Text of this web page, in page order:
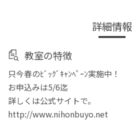
詳細情報
教室の特徴
只今春のﾋﾞｯｸﾞｷｬﾝﾍﾟｰﾝ実施中！
お申込みは5/6迄
詳しくは公式サイトで。
http://www.nihonbuyo.net